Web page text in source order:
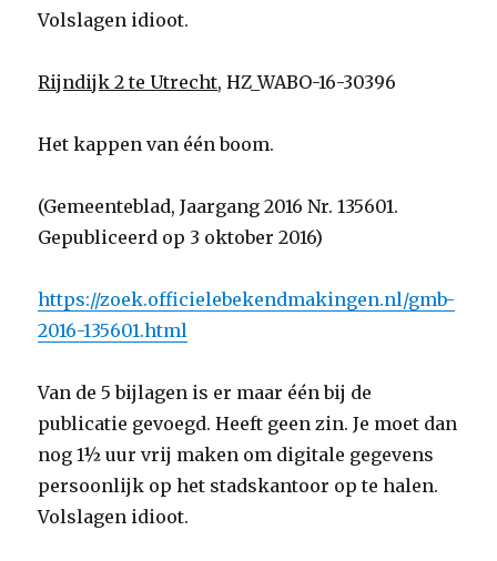
Volslagen idioot.
Rijndijk 2 te Utrecht, HZ_WABO-16-30396
Het kappen van één boom.
(Gemeenteblad, Jaargang 2016 Nr. 135601.
Gepubliceerd op 3 oktober 2016)
https://zoek.officielebekendmakingen.nl/gmb-
2016-135601.html
Van de 5 bijlagen is er maar één bij de
publicatie gevoegd. Heeft geen zin. Je moet dan
nog 1½ uur vrij maken om digitale gegevens
persoonlijk op het stadskantoor op te halen.
Volslagen idioot.